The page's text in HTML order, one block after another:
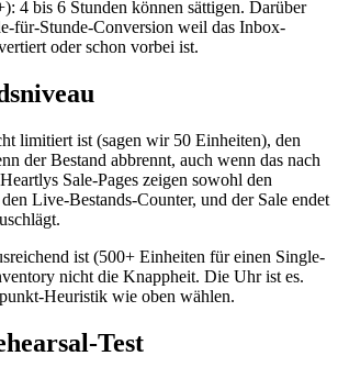
4 bis 6 Stunden können sättigen. Darüber
für-Stunde-Conversion weil das Inbox-
oder schon vorbei ist.
limitiert ist (sagen wir 50 Einheiten), den
der Bestand abbrennt, auch wenn das nach
Sale-Pages zeigen sowohl den
Live-Bestands-Counter, und der Sale endet
ist (500+ Einheiten für einen Single-
nicht die Knappheit. Die Uhr ist es.
Heuristik wie oben wählen.
Test